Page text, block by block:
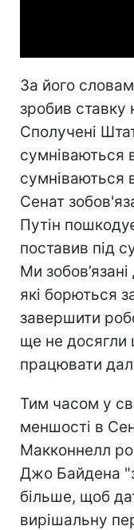
За його
зробив ставку
Сполучені
сумніваються
сумніваються
Сенат
Путін
поставив під
Ми
які борються
завершити
ще не досягли
працювати
Тим часом у
меншості в
Макконнелл
Джо Байдена
більше, щоб
вирішальну